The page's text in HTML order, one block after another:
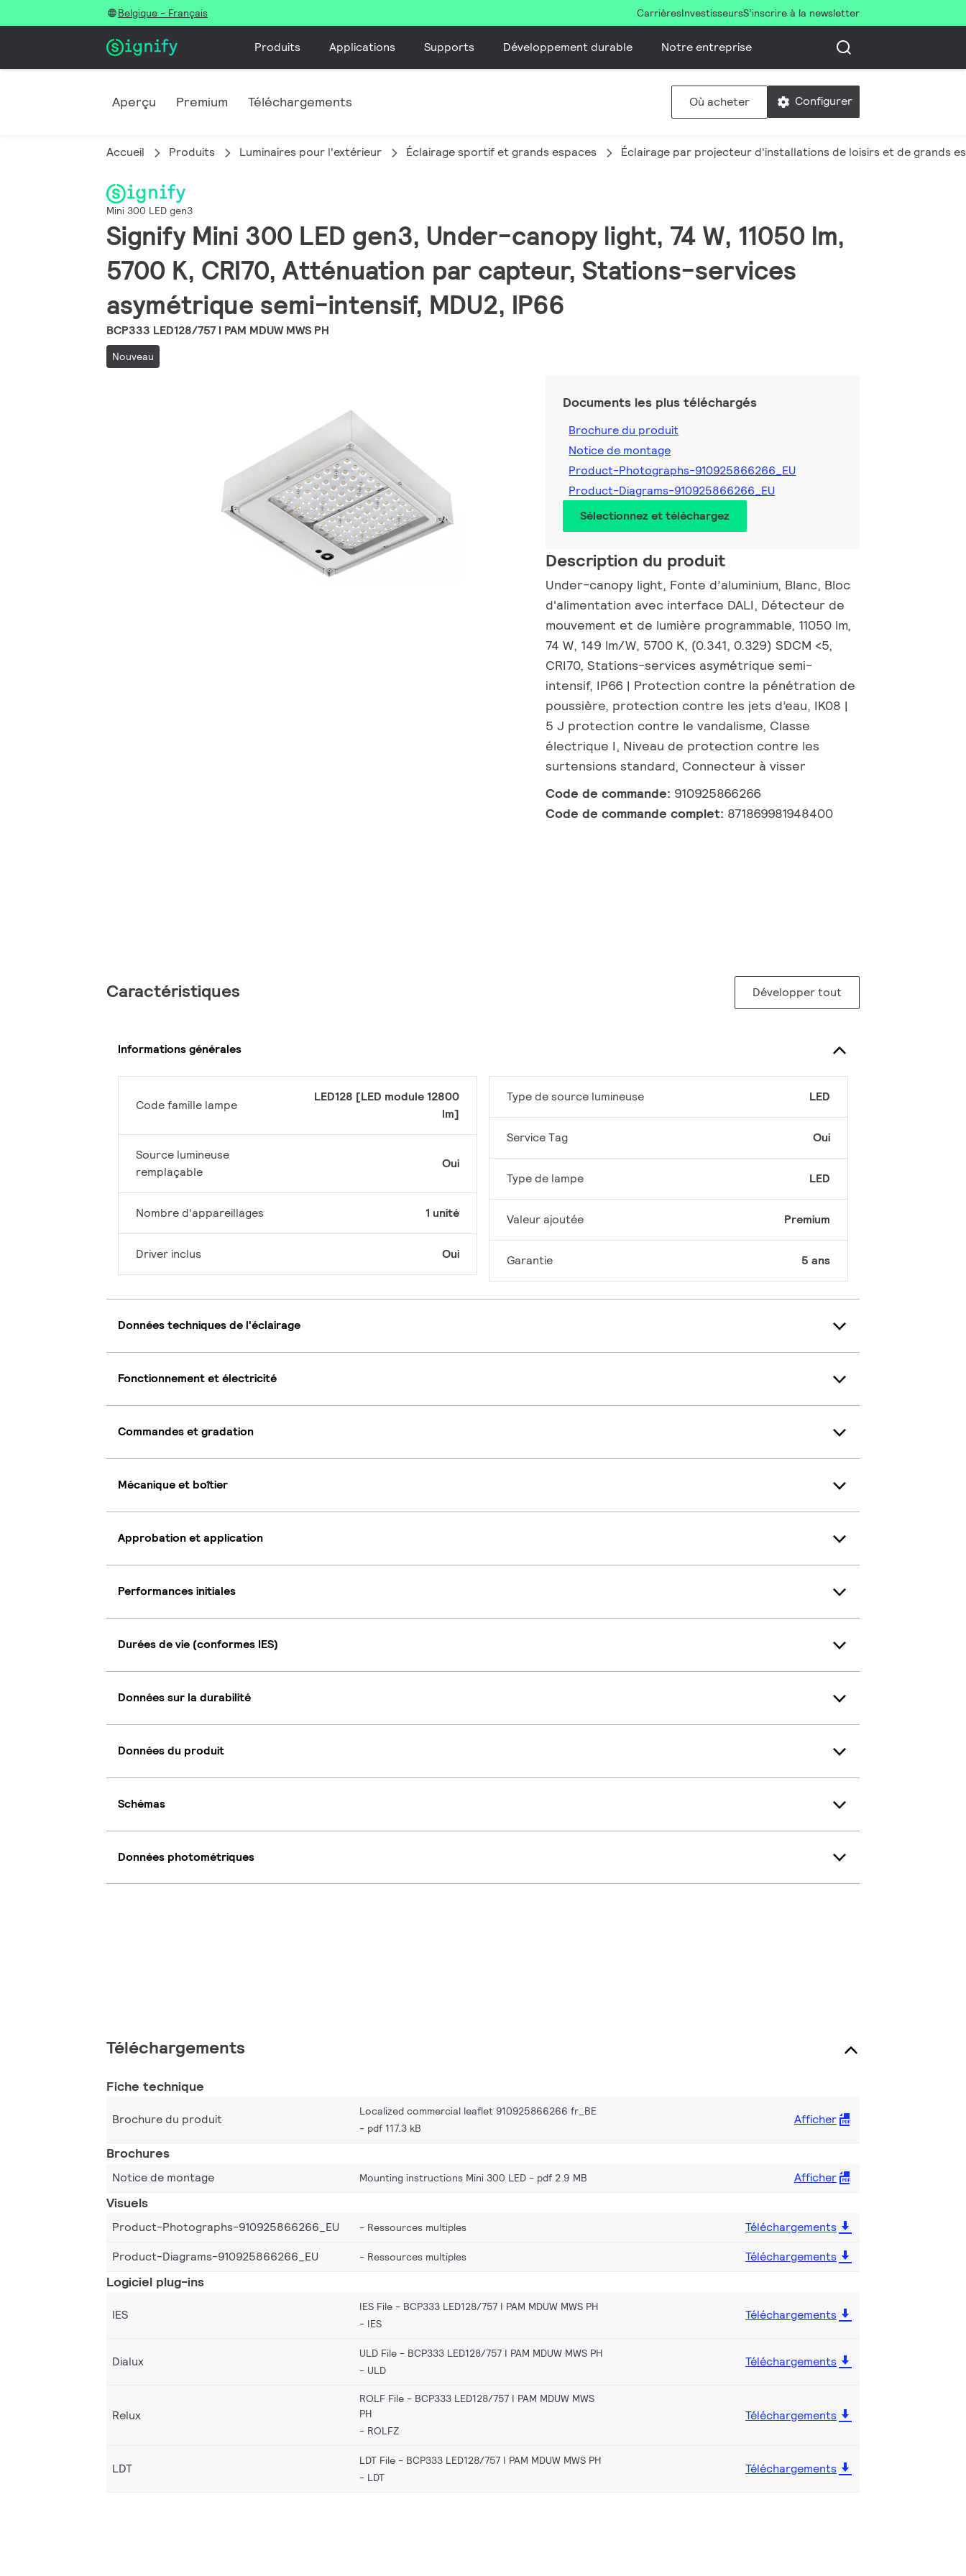
Belgique - Français CarrièresInvestisseursS’inscrire à la newsletter
Produits Applications Supports Développement durable Notre entreprise
Aperçu Premium Téléchargements Où acheter Configurer
Accueil Produits Luminaires pour l'extérieur Éclairage sportif et grands espaces Éclairage par projecteur d'installations de loisirs et de grands
Mini 300 LED gen3
Signify Mini 300 LED gen3, Under-canopy light, 74 W, 11050 lm,
5700 K, CRI70, Atténuation par capteur, Stations-services
asymétrique semi-intensif, MDU2, IP66
BCP333 LED128/757 I PAM MDUW MWS PH
Nouveau
Documents les plus téléchargés
Brochure du produit
Notice de montage
Product-Photographs-910925866266_EU
Product-Diagrams-910925866266_EU
Sélectionnez et téléchargez
Description du produit
Under-canopy light, Fonte d’aluminium, Blanc, Bloc
d'alimentation avec interface DALI, Détecteur de
mouvement et de lumière programmable, 11050 lm,
74 W, 149 lm/W, 5700 K, (0.341, 0.329) SDCM <5,
CRI70, Stations-services asymétrique semi-
intensif, IP66 | Protection contre la pénétration de
poussière, protection contre les jets d’eau, IK08 |
5 J protection contre le vandalisme, Classe
électrique I, Niveau de protection contre les
surtensions standard, Connecteur à visser
Code de commande: 910925866266
Code de commande complet: 871869981948400
Caractéristiques Développer tout
Informations générales
Code famille lampe
LED128 [LED module 12800
lm]
Source lumineuse
remplaçable
Oui
Nombre d'appareillages 1 unité
Driver inclus Oui
Type de source lumineuse LED
Service Tag Oui
Type de lampe LED
Valeur ajoutée Premium
Garantie 5 ans
Données techniques de l'éclairage
Fonctionnement et électricité
Commandes et gradation
Mécanique et boîtier
Approbation et application
Performances initiales
Durées de vie (conformes IES)
Données sur la durabilité
Données du produit
Schémas
Données photométriques
Téléchargements
Fiche technique
Brochure du produit
Localized commercial leaflet 910925866266 fr_BE
pdf 117.3 kB
Afficher
Brochures
Notice de montage Mounting instructions Mini 300 LED pdf 2.9 MB Afficher
Visuels
Product-Photographs-910925866266_EU Ressources multiples
Téléchargements
Product-Diagrams-910925866266_EU
Ressources multiples Téléchargements
Logiciel plug-ins
IES
IES File - BCP333 LED128/757 I PAM MDUW MWS PH
IES
Téléchargements
Dialux
ULD File - BCP333 LED128/757 I PAM MDUW MWS PH
ULD
Téléchargements
Relux
ROLF File - BCP333 LED128/757 I PAM MDUW MWS
PH
ROLFZ
Téléchargements
LDT
LDT File - BCP333 LED128/757 I PAM MDUW MWS PH
LDT
Téléchargements